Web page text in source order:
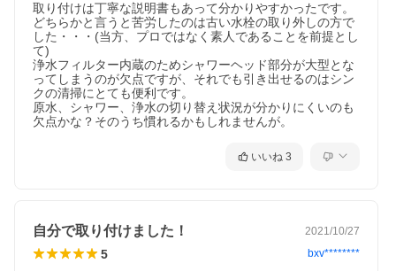
取り付けは丁寧な説明書もあって分かりやすかったです。
どちらかと言うと苦労したのは古い水栓の取り外しの方で
した・・・(当方、プロではなく素人であることを前提とし
て)
浄水フィルター内蔵のためシャワーヘッド部分が大型とな
ってしまうのが欠点ですが、それでも引き出せるのはシン
クの清掃にとても便利です。
原水、シャワー、浄水の切り替え状況が分かりにくいのも
欠点かな？そのうち慣れるかもしれませんが。
いいね 3
自分で取り付けました！ 2021/10/27
5 bxv********